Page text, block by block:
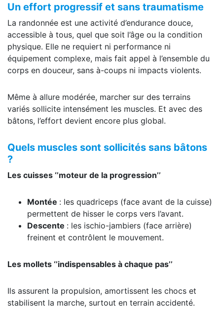
Un effort progressif et sans traumatisme
La randonnée est une activité d’endurance douce,
accessible à tous, quel que soit l’âge ou la condition
physique. Elle ne requiert ni performance ni
équipement complexe, mais fait appel à l’ensemble du
corps en douceur, sans à-coups ni impacts violents.
Même à allure modérée, marcher sur des terrains
variés sollicite intensément les muscles. Et avec des
bâtons, l’effort devient encore plus global.
Quels muscles sont sollicités sans bâtons
?
Les cuisses ‘’moteur de la progression’’
Montée : les quadriceps (face avant de la cuisse)
permettent de hisser le corps vers l’avant.
Descente : les ischio-jambiers (face arrière)
freinent et contrôlent le mouvement.
Les mollets ‘’indispensables à chaque pas’’
Ils assurent la propulsion, amortissent les chocs et
stabilisent la marche, surtout en terrain accidenté.